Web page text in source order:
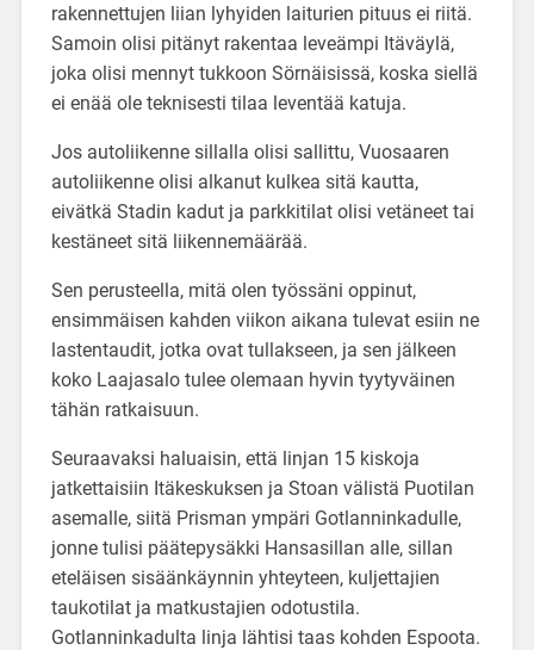
rakennettujen liian lyhyiden laiturien pituus ei riitä.
Samoin olisi pitänyt rakentaa leveämpi Itäväylä,
joka olisi mennyt tukkoon Sörnäisissä, koska siellä
ei enää ole teknisesti tilaa leventää katuja.
Jos autoliikenne sillalla olisi sallittu, Vuosaaren
autoliikenne olisi alkanut kulkea sitä kautta,
eivätkä Stadin kadut ja parkkitilat olisi vetäneet tai
kestäneet sitä liikennemäärää.
Sen perusteella, mitä olen työssäni oppinut,
ensimmäisen kahden viikon aikana tulevat esiin ne
lastentaudit, jotka ovat tullakseen, ja sen jälkeen
koko Laajasalo tulee olemaan hyvin tyytyväinen
tähän ratkaisuun.
Seuraavaksi haluaisin, että linjan 15 kiskoja
jatkettaisiin Itäkeskuksen ja Stoan välistä Puotilan
asemalle, siitä Prisman ympäri Gotlanninkadulle,
jonne tulisi päätepysäkki Hansasillan alle, sillan
eteläisen sisäänkäynnin yhteyteen, kuljettajien
taukotilat ja matkustajien odotustila.
Gotlanninkadulta linja lähtisi taas kohden Espoota.